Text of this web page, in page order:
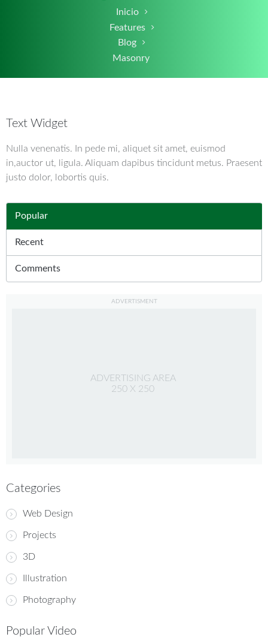
Inicio
Features
Blog
Masonry
Text Widget
Nulla venenatis. In pede mi, aliquet sit amet, euismod
in,auctor ut, ligula. Aliquam dapibus tincidunt metus. Praesent
justo dolor, lobortis quis.
Popular
Recent
Comments
ADVERTISMENT
ADVERTISING AREA
250 X 250
Categories
Web Design
Projects
3D
Illustration
Photography
Popular Video